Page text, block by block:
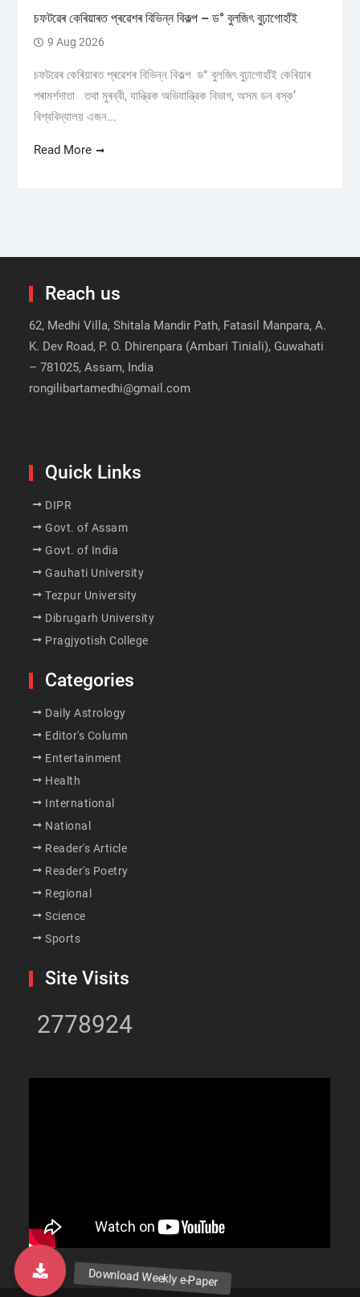
চফটৱেৰ কেৰিয়াৰত প্ৰৱেশৰ বিভিন্ন বিকল্প – ড° বুলজিৎ বুঢ়াগোহাঁই
9 Aug 2026
চফটৱেৰ কেৰিয়াৰত প্ৰৱেশৰ বিভিন্ন বিকল্প ড° বুলজিৎ বুঢ়াগোহাঁই কেৰিয়াৰ
পৰামৰ্শদাতা তথা মুৰব্বী, যান্ত্রিক অভিযান্ত্রিক বিভাগ, অসম ডন বস্ক’
বিশ্ববিদ্যালয় এজন...
Read More
Reach us
62, Medhi Villa, Shitala Mandir Path, Fatasil Manpara, A.
K. Dev Road, P. O. Dhirenpara (Ambari Tiniali), Guwahati
– 781025, Assam, India
rongilibartamedhi@gmail.com
Quick Links
DIPR
Govt. of Assam
Govt. of India
Gauhati University
Tezpur University
Dibrugarh University
Pragjyotish College
Categories
Daily Astrology
Editor's Column
Entertainment
Health
International
National
Reader's Article
Reader's Poetry
Regional
Science
Sports
Site Visits
2778924